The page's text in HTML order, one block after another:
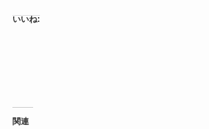
いいね:
関連